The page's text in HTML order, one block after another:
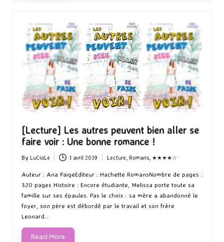
[Lecture] Les autres peuvent bien aller se
faire voir : Une bonne romance !
Posted
by
By LuCioLe 1 avril 2019
Posted
in
Lecture Romans, ★★★★☆
Auteur : Ana PaigeEditeur : Hachette RomansNombre de pages :
320 pages Histoire : Encore étudiante, Melissa porte toute sa
famille sur ses épaules. Pas le choix : sa mère a abandonné le
foyer, son père est débordé par le travail et son frère
Leonard…
Read More